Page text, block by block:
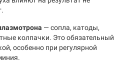
— сопла, катоды,
колпачки. Это обязательный
особенно при регулярной